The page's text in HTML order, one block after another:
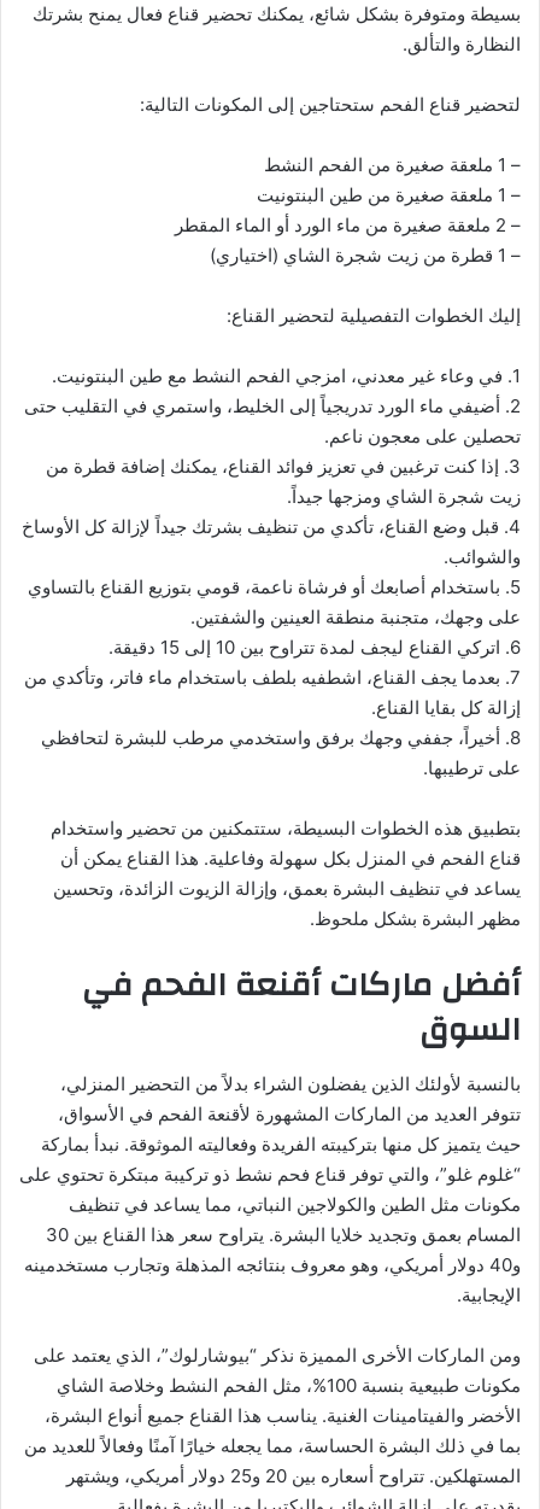
بسيطة ومتوفرة بشكل شائع، يمكنك تحضير قناع فعال يمنح بشرتك
النظارة والتألق.
لتحضير قناع الفحم ستحتاجين إلى المكونات التالية:
– 1 ملعقة صغيرة من الفحم النشط
– 1 ملعقة صغيرة من طين البنتونيت
– 2 ملعقة صغيرة من ماء الورد أو الماء المقطر
– 1 قطرة من زيت شجرة الشاي (اختياري)
إليك الخطوات التفصيلية لتحضير القناع:
1. في وعاء غير معدني، امزجي الفحم النشط مع طين البنتونيت.
2. أضيفي ماء الورد تدريجياً إلى الخليط، واستمري في التقليب حتى
تحصلين على معجون ناعم.
3. إذا كنت ترغبين في تعزيز فوائد القناع، يمكنك إضافة قطرة من
زيت شجرة الشاي ومزجها جيداً.
4. قبل وضع القناع، تأكدي من تنظيف بشرتك جيداً لإزالة كل الأوساخ
والشوائب.
5. باستخدام أصابعك أو فرشاة ناعمة، قومي بتوزيع القناع بالتساوي
على وجهك، متجنبة منطقة العينين والشفتين.
6. اتركي القناع ليجف لمدة تتراوح بين 10 إلى 15 دقيقة.
7. بعدما يجف القناع، اشطفيه بلطف باستخدام ماء فاتر، وتأكدي من
إزالة كل بقايا القناع.
8. أخيراً، جففي وجهك برفق واستخدمي مرطب للبشرة لتحافظي
على ترطيبها.
بتطبيق هذه الخطوات البسيطة، ستتمكنين من تحضير واستخدام
قناع الفحم في المنزل بكل سهولة وفاعلية. هذا القناع يمكن أن
يساعد في تنظيف البشرة بعمق، وإزالة الزيوت الزائدة، وتحسين
مظهر البشرة بشكل ملحوظ.
أفضل ماركات أقنعة الفحم في
السوق
بالنسبة لأولئك الذين يفضلون الشراء بدلاً من التحضير المنزلي،
تتوفر العديد من الماركات المشهورة لأقنعة الفحم في الأسواق،
حيث يتميز كل منها بتركيبته الفريدة وفعاليته الموثوقة. نبدأ بماركة
“غلوم غلو”، والتي توفر قناع فحم نشط ذو تركيبة مبتكرة تحتوي على
مكونات مثل الطين والكولاجين النباتي، مما يساعد في تنظيف
المسام بعمق وتجديد خلايا البشرة. يتراوح سعر هذا القناع بين 30
و40 دولار أمريكي، وهو معروف بنتائجه المذهلة وتجارب مستخدمينه
الإيجابية.
ومن الماركات الأخرى المميزة نذكر “بيوشارلوك”، الذي يعتمد على
مكونات طبيعية بنسبة 100%، مثل الفحم النشط وخلاصة الشاي
الأخضر والفيتامينات الغنية. يناسب هذا القناع جميع أنواع البشرة،
بما في ذلك البشرة الحساسة، مما يجعله خيارًا آمنًا وفعالاً للعديد من
المستهلكين. تتراوح أسعاره بين 20 و25 دولار أمريكي، ويشتهر